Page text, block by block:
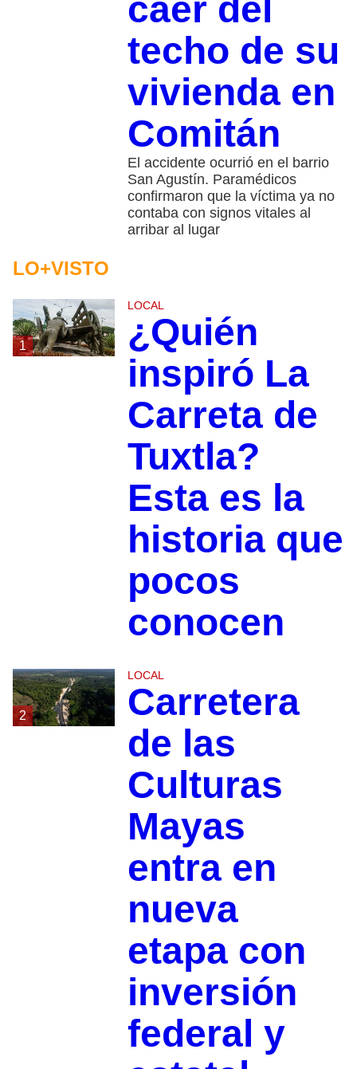
caer del
techo de su
vivienda en
Comitán
El accidente ocurrió en el barrio
San Agustín. Paramédicos
confirmaron que la víctima ya no
contaba con signos vitales al
arribar al lugar
LO+VISTO
1
LOCAL
¿Quién
inspiró La
Carreta de
Tuxtla?
Esta es la
historia que
pocos
conocen
2
LOCAL
Carretera
de las
Culturas
Mayas
entra en
nueva
etapa con
inversión
federal y